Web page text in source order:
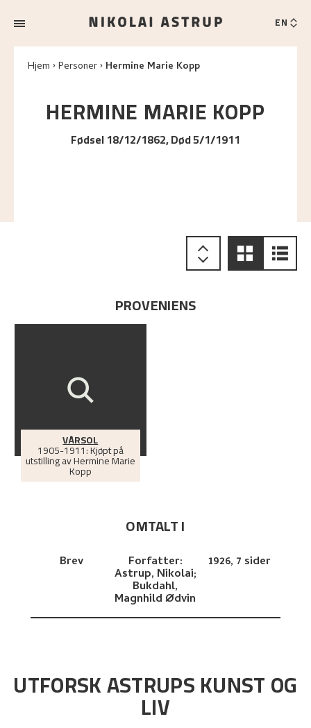
EN
Hjem Personer Hermine Marie Kopp
HERMINE MARIEKOPP
Fødsel 18/12/1862, Død 5/1/1911
PROVENIENS
VÅRSOL
1905-1911: Kjøpt på
utstilling av Hermine Marie
Kopp
OMTALT I
Brev Forfatter:
Astrup, Nikolai;
Bukdahl,
Magnhild Ødvin
1926, 7 sider
UTFORSK ASTRUPS KUNST OG
LIV